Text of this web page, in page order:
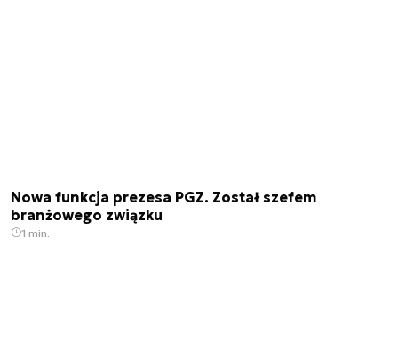
Nowa funkcja prezesa PGZ. Został szefem
branżowego związku
1 min.